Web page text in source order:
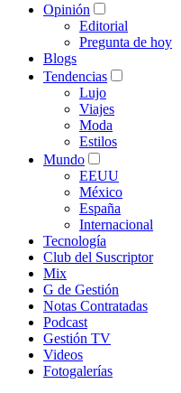
Opinión
Editorial
Pregunta de hoy
Blogs
Tendencias
Lujo
Viajes
Moda
Estilos
Mundo
EEUU
México
España
Internacional
Tecnología
Club del Suscriptor
Mix
G de Gestión
Notas Contratadas
Podcast
Gestión TV
Videos
Fotogalerías